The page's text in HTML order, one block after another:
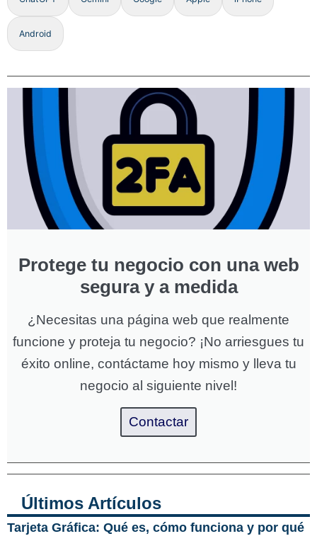
Android
Protege tu negocio con una web
segura y a medida
¿Necesitas una página web que realmente
funcione y proteja tu negocio? ¡No arriesgues tu
éxito online, contáctame hoy mismo y lleva tu
negocio al siguiente nivel!
Contactar
Últimos Artículos
Tarjeta Gráfica: Qué es, cómo funciona y por qué